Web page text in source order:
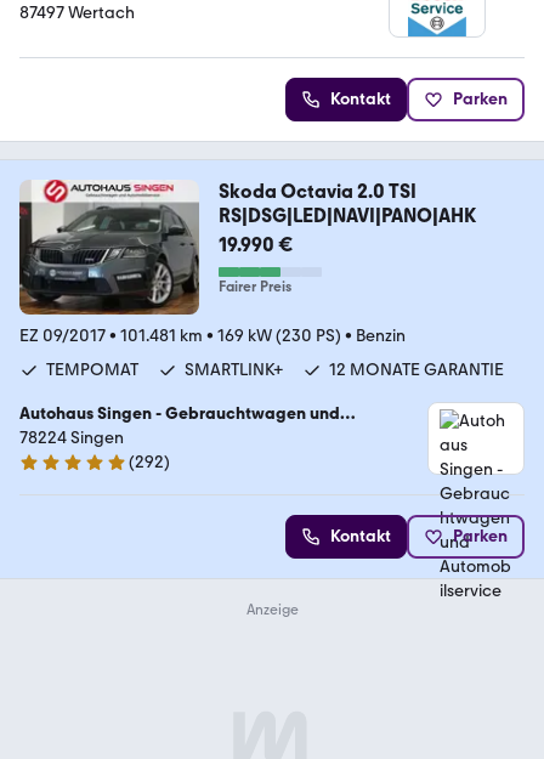
87497 Wertach
Kontakt Parken
Skoda Octavia 2.0 TSI
RS|DSG|LED|NAVI|PANO|AHK
19.990 €
Fairer Preis
EZ 09/2017• 101.481 km • 169 kW (230 PS) • Benzin
TEMPOMAT
SMARTLINK+ 12 MONATE GARANTIE
Autohaus Singen - Gebrauchtwagen und
Automobilservice
78224 Singen
5 Sterne
(292)
Kontakt Parken